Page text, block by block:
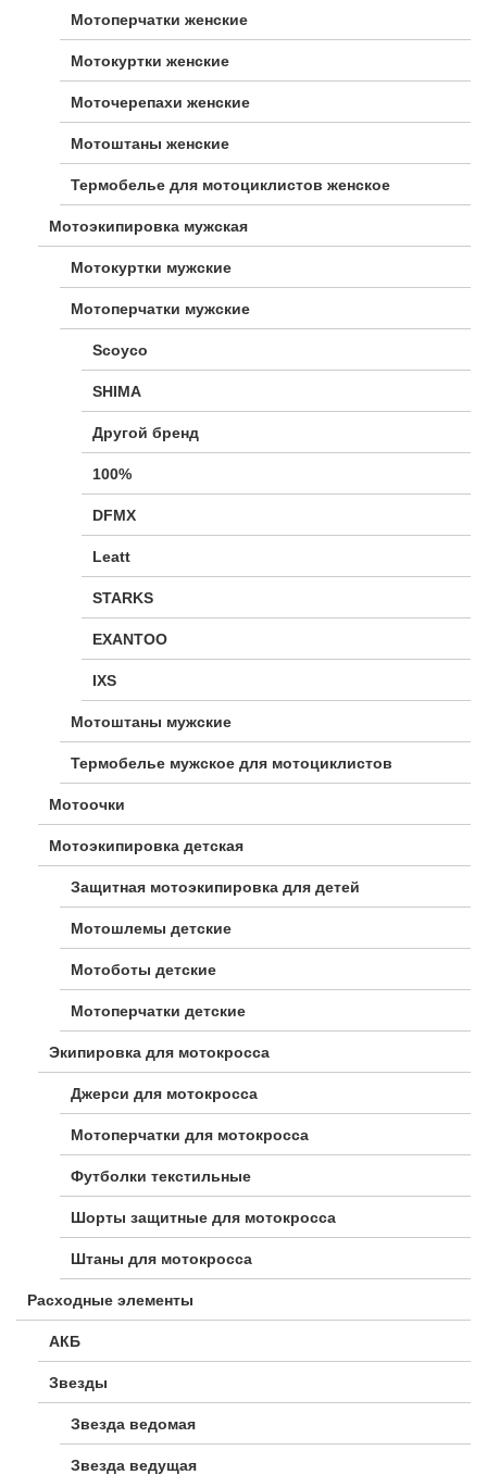
Мотоперчатки женские
Мотокуртки женские
Моточерепахи женские
Мотоштаны женские
Термобелье для мотоциклистов женское
Мотоэкипировка мужская
Мотокуртки мужские
Мотоперчатки мужские
Scoyco
SHIMA
Другой бренд
100%
DFMX
Leatt
STARKS
EXANTOO
IXS
Мотоштаны мужские
Термобелье мужское для мотоциклистов
Мотоочки
Мотоэкипировка детская
Защитная мотоэкипировка для детей
Мотошлемы детские
Мотоботы детские
Мотоперчатки детские
Экипировка для мотокросса
Джерси для мотокросса
Мотоперчатки для мотокросса
Футболки текстильные
Шорты защитные для мотокросса
Штаны для мотокросса
Расходные элементы
АКБ
Звезды
Звезда ведомая
Звезда ведущая